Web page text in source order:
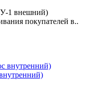
1 внешний)
покупателей в..